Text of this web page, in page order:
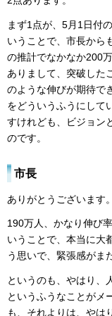
まず1点が、5月1日付
いうことで、市長から
の推計でなかなか200
ありまして、突破した
のような伸びが期待で
をどういうふうにして
すけれども、ビジョン
のです。
市長
ありがとうございます。
190万人、かなり伸び
いうことで、本当に大
う思いで、緊張感がま
というのも、やはり、
というふうなことがメ
も、それよりは、やは